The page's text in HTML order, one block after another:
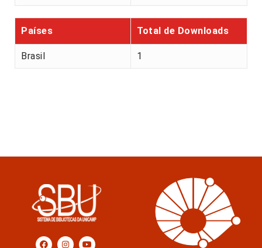
Países Total de Downloads
Brasil 1